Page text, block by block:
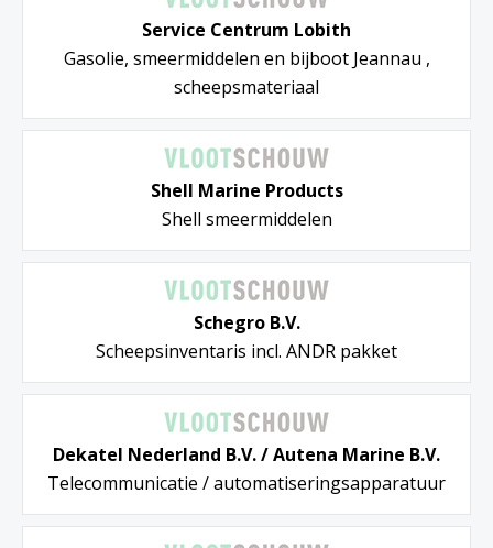
Service Centrum Lobith
Gasolie, smeermiddelen en bijboot Jeannau ,
scheepsmateriaal
Shell Marine Products
Shell smeermiddelen
Schegro B.V.
Scheepsinventaris incl. ANDR pakket
Dekatel Nederland B.V. / Autena Marine B.V.
Telecommunicatie / automatiseringsapparatuur